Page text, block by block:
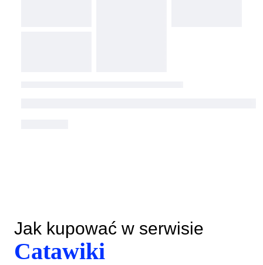
Jak kupować w serwisie
Catawiki